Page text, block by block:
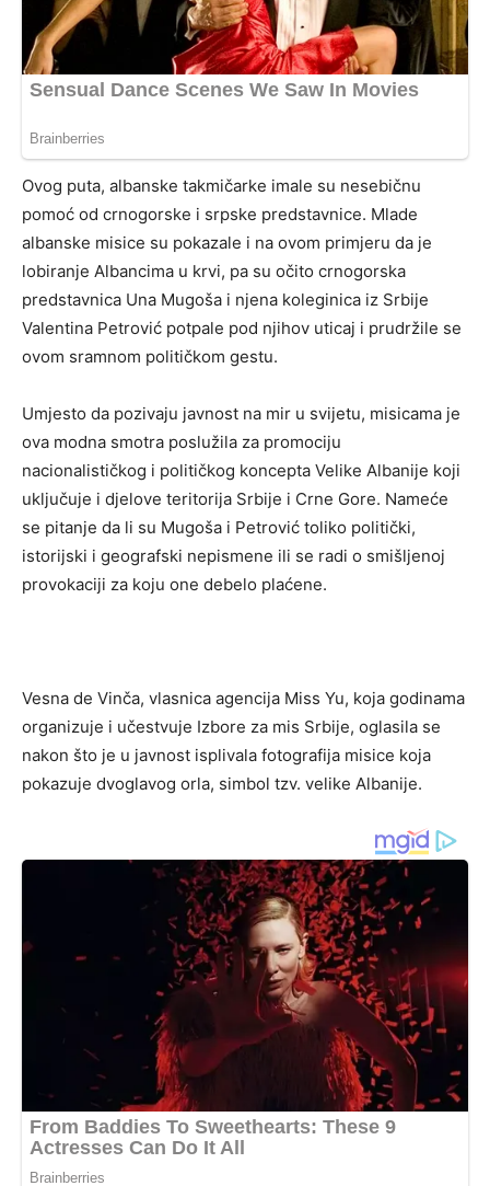
Ovog puta, albanske takmičarke imale su nesebičnu
pomoć od crnogorske i srpske predstavnice. Mlade
albanske misice su pokazale i na ovom primjeru da je
lobiranje Albancima u krvi, pa su očito crnogorska
predstavnica Una Mugoša i njena koleginica iz Srbije
Valentina Petrović potpale pod njihov uticaj i prudržile se
ovom sramnom političkom gestu.
Umjesto da pozivaju javnost na mir u svijetu, misicama je
ova modna smotra poslužila za promociju
nacionalističkog i političkog koncepta Velike Albanije koji
uključuje i djelove teritorija Srbije i Crne Gore. Nameće
se pitanje da li su Mugoša i Petrović toliko politički,
istorijski i geografski nepismene ili se radi o smišljenoj
provokaciji za koju one debelo plaćene.
Vesna de Vinča, vlasnica agencija Miss Yu, koja godinama
organizuje i učestvuje Izbore za mis Srbije, oglasila se
nakon što je u javnost isplivala fotografija misice koja
pokazuje dvoglavog orla, simbol tzv. velike Albanije.